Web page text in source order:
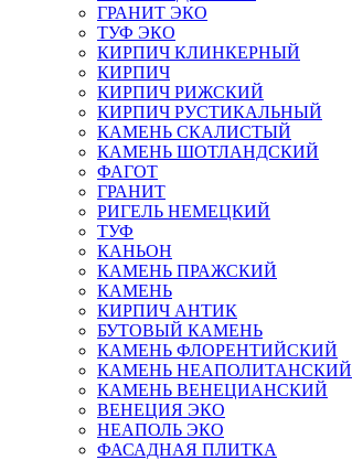
ГРАНИТ ЭКО
ТУФ ЭКО
КИРПИЧ КЛИНКЕРНЫЙ
КИРПИЧ
КИРПИЧ РИЖСКИЙ
КИРПИЧ РУСТИКАЛЬНЫЙ
КАМЕНЬ СКАЛИСТЫЙ
КАМЕНЬ ШОТЛАНДСКИЙ
ФАГОТ
ГРАНИТ
РИГЕЛЬ НЕМЕЦКИЙ
ТУФ
КАНЬОН
КАМЕНЬ ПРАЖСКИЙ
КАМЕНЬ
КИРПИЧ АНТИК
БУТОВЫЙ КАМЕНЬ
КАМЕНЬ ФЛОРЕНТИЙСКИЙ
КАМЕНЬ НЕАПОЛИТАНСКИЙ
КАМЕНЬ ВЕНЕЦИАНСКИЙ
ВЕНЕЦИЯ ЭКО
НЕАПОЛЬ ЭКО
ФАСАДНАЯ ПЛИТКА